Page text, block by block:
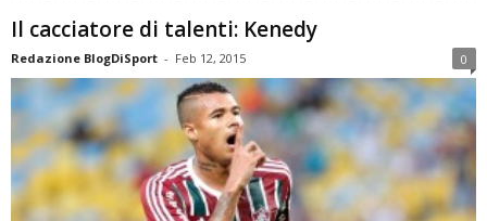
Il cacciatore di talenti: Kenedy
Redazione BlogDiSport - Feb 12, 2015 0